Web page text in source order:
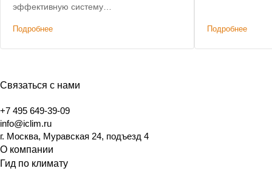
эффективную систему
вентиляции с высокой степенью очистки
Подробнее
Ульяновске.
Подробнее
Связаться с нами
+7 495 649-39-09
info@iclim.ru
г. Москва, Муравская 24, подъезд 4
О компании
Гид по климату